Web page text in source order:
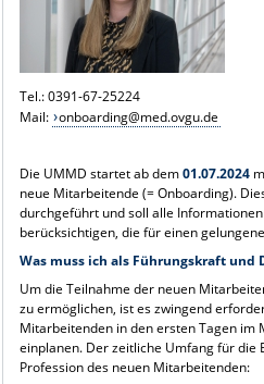
Tel.: 0391-67-25224
Mail: onboarding@med.ovgu.de
Die UMMD startet ab dem01.07.2024
neue Mitarbeitende (= Onboarding).
durchgeführt und soll alle
berücksichtigen, die für einen
Was muss ich als Führungskraft und
Um die Teilnahme der neuen
zu ermöglichen, ist es zwingend
Mitarbeitenden in den ersten Tagen im
einplanen. Der zeitliche Umfang für die
Profession des neuen Mitarbeitenden: